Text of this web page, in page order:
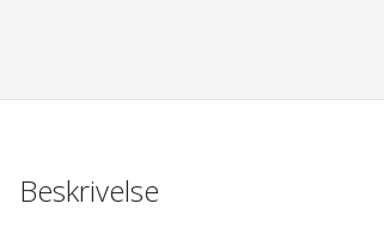
Beskrivelse